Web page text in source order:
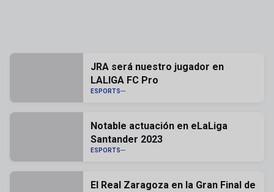
JRA será nuestro jugador en
LALIGA FC Pro
ESPORTS
Notable actuación en eLaLiga
Santander 2023
ESPORTS
El Real Zaragoza en la Gran Final de